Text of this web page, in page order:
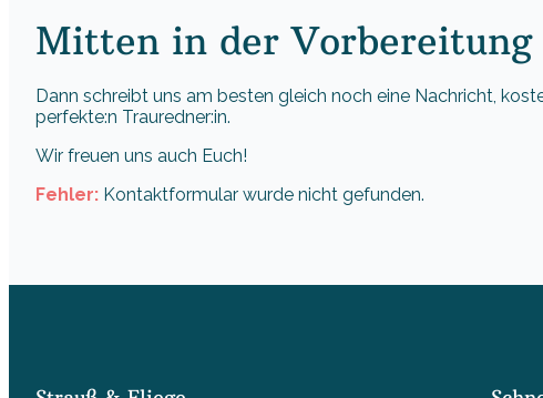
Mitten in der
Dann schreibt uns am besten gleich noch eine Nachricht,
perfekte:n Trauredner:in.
Wir freuen uns auch Euch!
Fehler: Kontaktformular wurde nicht gefunden.